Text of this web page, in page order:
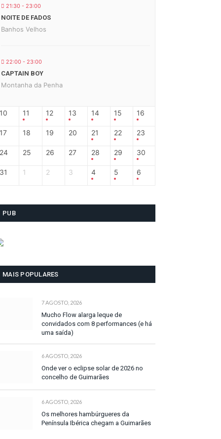
21:30 - 23:00
NOITE DE FADOS
Banhos Velhos
22:00 - 23:00
CAPTAIN BOY
Montanha da Penha
10 11 12 13 14 15 16
17 18 19 20 21 22 23
24 25 26 27 28 29 30
31 1 2 3 4 5 6
PUB
MAIS POPULARES
7 AGOSTO, 2026
Mucho Flow alarga leque de
convidados com 8 performances (e há
uma saída)
6 AGOSTO, 2026
Onde ver o eclipse solar de 2026 no
concelho de Guimarães
6 AGOSTO, 2026
Os melhores hambúrgueres da
Península Ibérica chegam a Guimarães